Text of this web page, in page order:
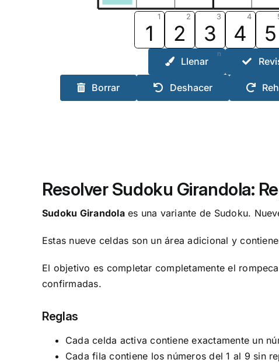
1
1
2
2
3
3
4
4 5
n
Llenar
Borrar Deshacer
Resolver Sudoku Girandola:
Sudoku Girandolaes una variante de Sudoku.
Estas nueve celdas son un área adicional y
El objetivo es completar completamente el
confirmadas.
Reglas
Cada celda activa contiene exactamente un
Cada fila contiene los números del 1 al 9 sin